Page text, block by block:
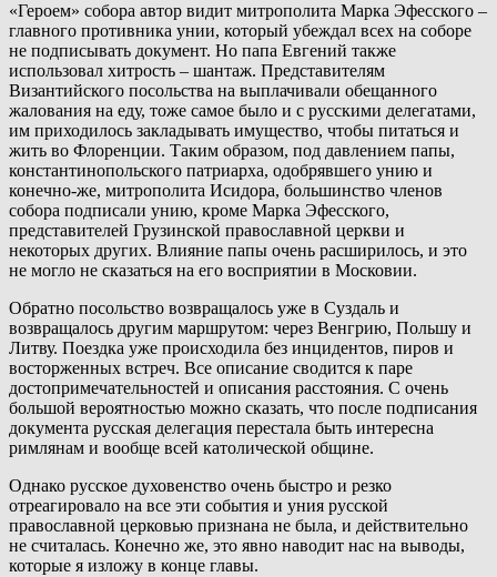
«Героем» собора автор видит митрополита Марка Эфесского –
главного противника унии, который убеждал всех на соборе
не подписывать документ. Но папа Евгений также
использовал хитрость – шантаж. Представителям
Византийского посольства на выплачивали обещанного
жалования на еду, тоже самое было и с русскими делегатами,
им приходилось закладывать имущество, чтобы питаться и
жить во Флоренции. Таким образом, под давлением папы,
константинопольского патриарха, одобрявшего унию и
конечно-же, митрополита Исидора, большинство членов
собора подписали унию, кроме Марка Эфесского,
представителей Грузинской православной церкви и
некоторых других. Влияние папы очень расширилось, и это
не могло не сказаться на его восприятии в Московии.
Обратно посольство возвращалось уже в Суздаль и
возвращалось другим маршрутом: через Венгрию, Польшу и
Литву. Поездка уже происходила без инцидентов, пиров и
восторженных встреч. Все описание сводится к паре
достопримечательностей и описания расстояния. С очень
большой вероятностью можно сказать, что после подписания
документа русская делегация перестала быть интересна
римлянам и вообще всей католической общине.
Однако русское духовенство очень быстро и резко
отреагировало на все эти события и уния русской
православной церковью признана не была, и действительно
не считалась. Конечно же, это явно наводит нас на выводы,
которые я изложу в конце главы.